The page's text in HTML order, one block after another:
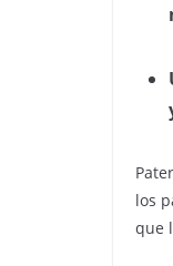
los
que